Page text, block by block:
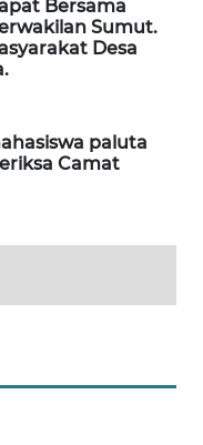
Bersama
Sumut.
Desa
paluta
Camat